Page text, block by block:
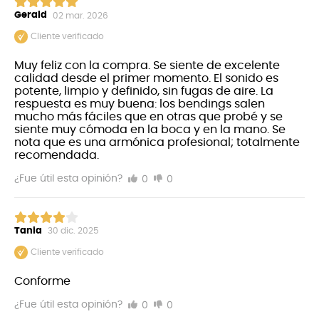
Completamente ensamblado con tornillos
facilitar el mantenimiento
espalda abierta
Cubiertas mejoradas con aberturas laterales,
abiertas en la parte posterior para lograr un
Peine de bambú lacado múltiple
capas de laca transparente y recubrimiento
Gerald 02 mar. 2026
Cliente verificado
Muy feliz con la compra. Se siente de excelente
calidad desde el primer momento. El sonido es
potente, limpio y definido, sin fugas de aire. La
respuesta es muy buena: los bendings salen
mucho más fáciles que en otras que probé y se
siente muy cómoda en la boca y en la mano. Se
nota que es una armónica profesional; totalmente
recomendada.
¿Fue útil esta opinión? 0 0
Tania 30 dic. 2025
Cliente verificado
Conforme
¿Fue útil esta opinión? 0 0